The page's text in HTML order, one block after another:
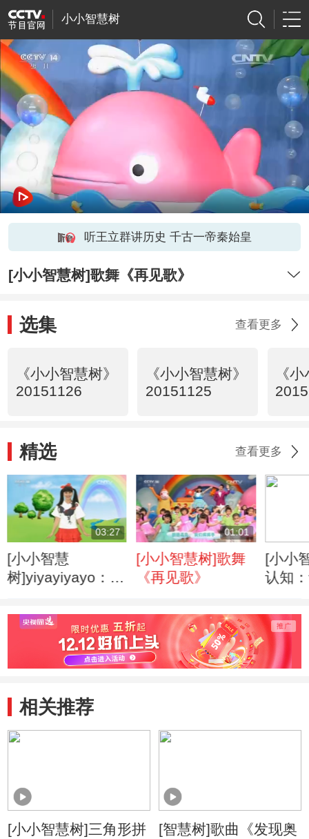
小小智慧树
听王立群讲历史 千古一帝秦始皇
[小小智慧树]歌舞《再见歌》
选集 查看更多
《小小智慧树》
20151126
《小小智慧树》
20151125
《
精选 查看更多
03:27
[小小智慧
树]yiyayiyayo：
01:01
[小小智慧树]歌舞
《再见歌》
[小小
认知
相关推荐
[小小智慧树]三角形拼
[智慧树]歌曲《发现奥